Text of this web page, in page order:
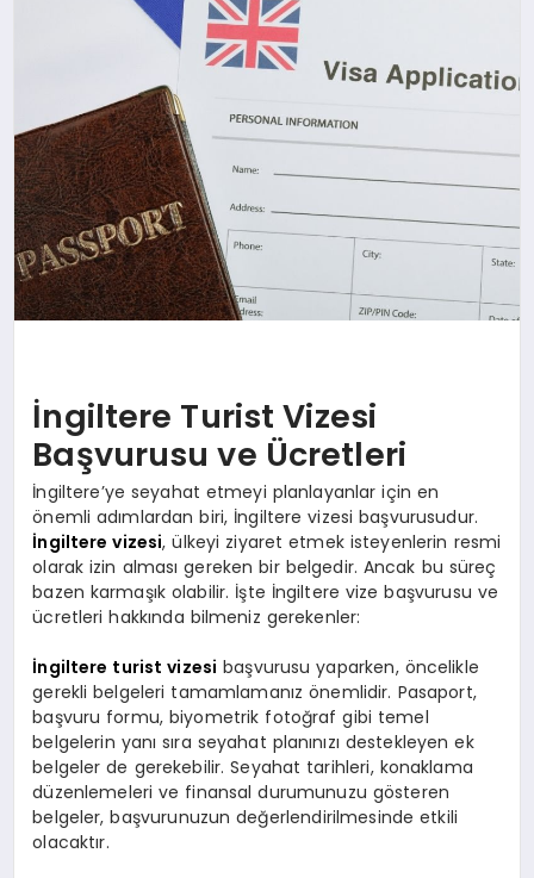
YAŞAM
İngiltere Turist Vizesi
Başvurusu ve Ücretleri
İngiltere’ye seyahat etmeyi planlayanlar için en
önemli adımlardan biri, İngiltere vizesi başvurusudur.
İngiltere vizesi, ülkeyi ziyaret etmek isteyenlerin resmi
olarak izin alması gereken bir belgedir. Ancak bu süreç
bazen karmaşık olabilir. İşte İngiltere vize başvurusu ve
ücretleri hakkında bilmeniz gerekenler:
İngiltere turist vizesi başvurusu yaparken, öncelikle
gerekli belgeleri tamamlamanız önemlidir. Pasaport,
başvuru formu, biyometrik fotoğraf gibi temel
belgelerin yanı sıra seyahat planınızı destekleyen ek
belgeler de gerekebilir. Seyahat tarihleri, konaklama
düzenlemeleri ve finansal durumunuzu gösteren
belgeler, başvurunuzun değerlendirilmesinde etkili
olacaktır.